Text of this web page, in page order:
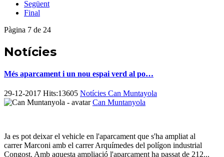
Següent
Final
Pàgina 7 de 24
Notícies
Més aparcament i un nou espai verd al po…
29-12-2017 Hits:13605 Notícies Can Muntayola
Can Muntanyola
Ja es pot deixar el vehicle en l'aparcament que s'ha ampliat al
carrer Marconi amb el carrer Arquímedes del polígon industrial
Congost. Amb aquesta ampliació l'aparcament ha passat de 212...